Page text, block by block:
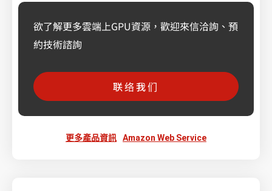
欲了解更多雲端上GPU資源，歡迎來信洽詢、預
約技術諮詢
联络我们
更多產品資訊 Amazon Web Service